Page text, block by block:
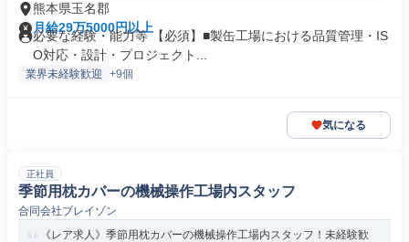
熊本県玉名郡
月給29万5000円以上
必要な経験・能力等 【必須】■製缶工場における品質管理・IS
O対応・設計・プロジェクト...
業界未経験歓迎 +9個
気になる
正社員
季節用枕カバーの機械操作工場内スタッフ
合同会社ブレイゾン
《レア求人》季節用枕カバーの機械操作工場内スタッフ！未経験歓